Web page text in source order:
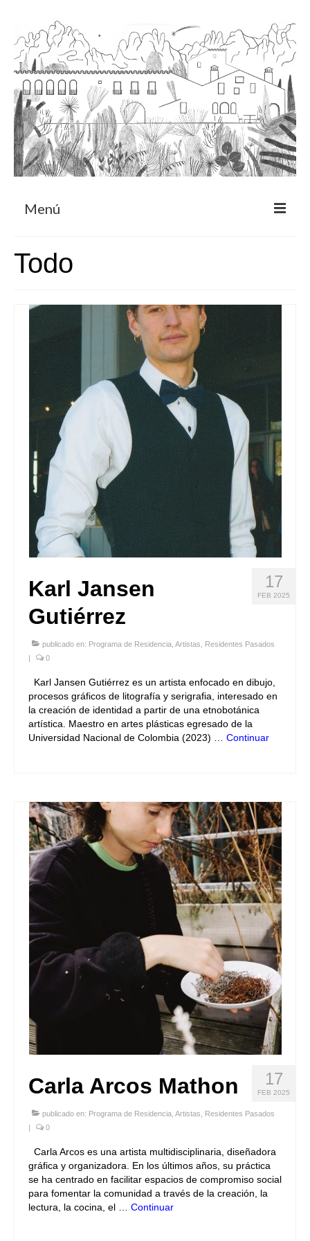
Menú
Programa de residencia
CRUCERO
Quedate con nosotras
Contacto
Idioma:
Todo
17
FEB 2025
Karl Jansen
Gutiérrez
publicado en: Programa de Residencia Artistas
Residentes Pasados
|
0
Karl Jansen Gutiérrez es un artista enfocado en dibujo,
procesos gráficos de litografía y serigrafia, interesado en
la creación de identidad a partir de una etnobotánica
artística. Maestro en artes plásticas egresado de la
Universidad Nacional de Colombia (2023) … Continuar
17
FEB 2025
Carla Arcos Mathon
publicado en: Programa de Residencia Artistas
Residentes Pasados
|
0
Carla Arcos es una artista multidisciplinaria, diseñadora
gráfica y organizadora. En los últimos años, su práctica
se ha centrado en facilitar espacios de compromiso social
para fomentar la comunidad a través de la creación, la
lectura, la cocina, el … Continuar